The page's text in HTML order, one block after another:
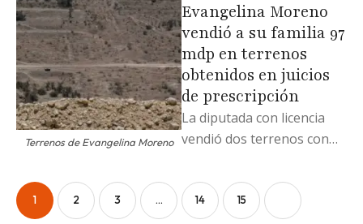
Terrenos de Evangelina Moreno
Evangelina Moreno
vendió a su familia 97
mdp en terrenos
obtenidos en juicios
de prescripción
La diputada con licencia
vendió dos terrenos con
prescripción positiva; uno
fue revendido 329% por
1 2 3 … 14 15